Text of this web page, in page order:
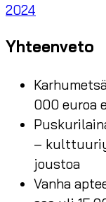
2024
Yhteenveto
000 euroa
–
joustoa
Vanha